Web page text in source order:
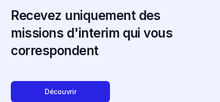
Recevez uniquement des
missions d'interim qui vous
correspondent
Découvrir